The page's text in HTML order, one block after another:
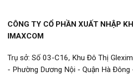
CÔNG TY CỔ PHẦN XUẤT NHẬP
IMAXCOM
Trụ sở: Số 03-C16, Khu Đô Thị
- Phường Dương Nội - Quận Hà Đông